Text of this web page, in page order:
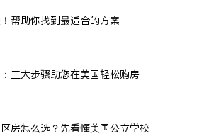
帮助你找到最适合的方案
三大步骤助您在美国轻松购房
房怎么选？先看懂美国公立学校